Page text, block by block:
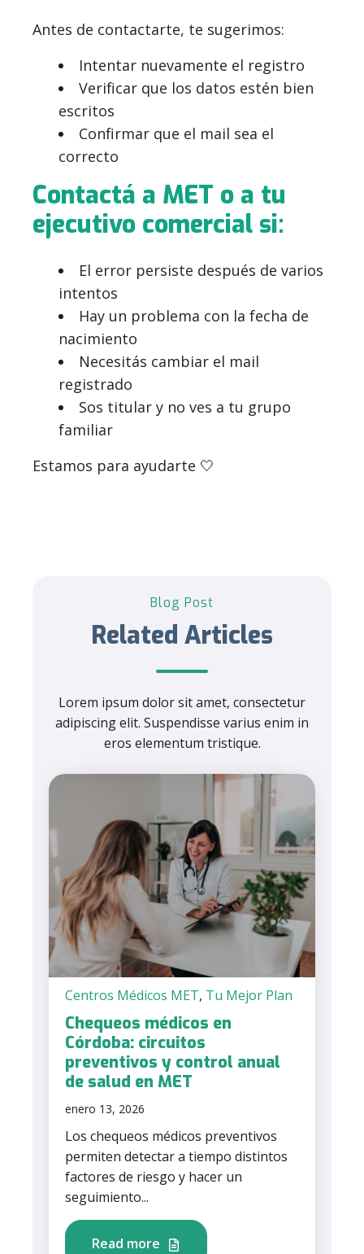
Antes de contactarte, te sugerimos:
Intentar nuevamente el registro
Verificar que los datos estén bien
escritos
Confirmar que el mail sea el
correcto
Contactá a MET o a tu
ejecutivo comercial si:
El error persiste después de varios
intentos
Hay un problema con la fecha de
nacimiento
Necesitás cambiar el mail
registrado
Sos titular y no ves a tu grupo
familiar
Estamos para ayudarte 🤍
Blog Post
Related Articles
Lorem ipsum dolor sit amet, consectetur
adipiscing elit. Suspendisse varius enim in
eros elementum tristique.
Centros Médicos MET, Tu Mejor Plan
Chequeos médicos en
Córdoba: circuitos
preventivos y control anual
de salud en MET
enero 13, 2026
Los chequeos médicos preventivos
permiten detectar a tiempo distintos
factores de riesgo y hacer un
seguimiento...
Read more